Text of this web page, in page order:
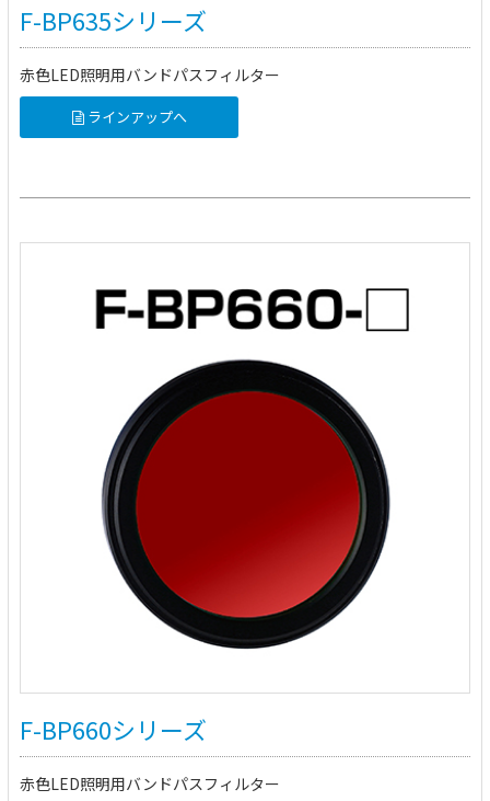
F-BP635シリーズ
赤色LED照明用バンドパスフィルター
ラインアップへ
F-BP660シリーズ
赤色LED照明用バンドパスフィルター